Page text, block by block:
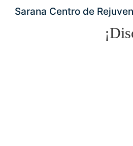
Sarana Centro de